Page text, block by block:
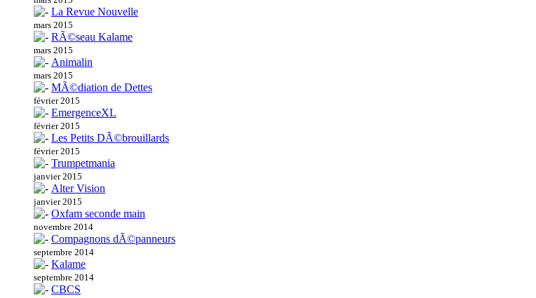
La Revue Nouvelle
mars 2015
RÃ©seau Kalame
mars 2015
Animalin
mars 2015
MÃ©diation de Dettes
février 2015
EmergenceXL
février 2015
Les Petits DÃ©brouillards
février 2015
Trumpetmania
janvier 2015
Alter Vision
janvier 2015
Oxfam seconde main
novembre 2014
Compagnons dÃ©panneurs
septembre 2014
Kalame
septembre 2014
CBCS